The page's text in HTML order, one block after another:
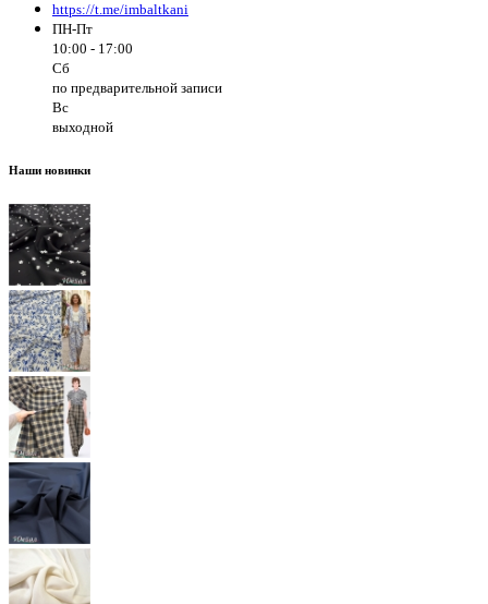
https://t.me/imbaltkani
ПН-Пт
10:00 - 17:00
Сб
по предварительной записи
Вс
выходной
Наши новинки